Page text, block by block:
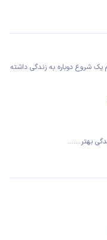
یک شروع دوباره به زندگی داشته
بهتر.......